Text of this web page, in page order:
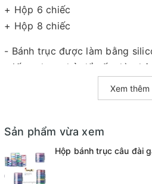
+ Hộp 6 chiếc
+ Hộp 8 chiếc
- Bánh trục được làm bằng
miếng nhựa nhỏ để cất chì,
- Hộp được làm bằng nhựa
châm giúp giữ chắc miệng
- Hộp có đi kèm nhãn dán ghi
Chất liệu: nhựa và silicon
Xem thêm
Sản phẩm vừa xem
Hộp bánh trục câu đài